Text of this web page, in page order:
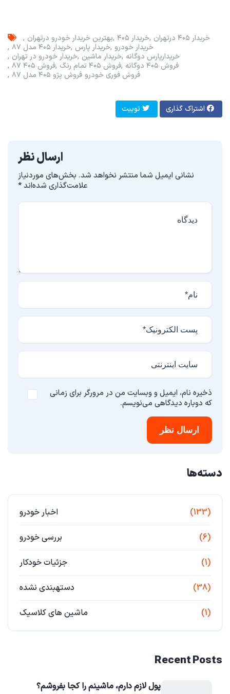
بهترین خریدار خودرو د‌رتهران خریدار ۴۰۵
خریدار ۴۰۵ در‌تهران
خریدار ۴۰۵ مدل ۸۷ خریدار پارس خریدار خودرو
خریدار خودرو در تهران خریدار ماشین خریدار‌پارس دوگانه
فروش ۴۰۵ ۸۷
فروش ۴۰۵ تمام رنگ
فروش ۴۰۵ دوگانه
فروش پژو ۴۰۵ مدل ۸۷ فروش فوری خودرو
اشتراک گذاری توییت
ارسال نظر
نشانی ایمیل شما منتشر نخواهد شد. بخش‌های موردنیاز
علامت‌گذاری شده‌اند*
ذخیره نام، ایمیل و وبسایت من در مرورگر برای زمانی
که دوباره دیدگاهی می‌نویسم.
ارسال نظر
دسته‌ها
اخبار خودرو (133)
بررسی خودرو (6)
جزئیات خودکار (1)
دستهبندی نشده (38)
ماشین های کلاسیک (1)
Recent Posts
پول لازم دارم، ماشینم را کجا بفروشم؟